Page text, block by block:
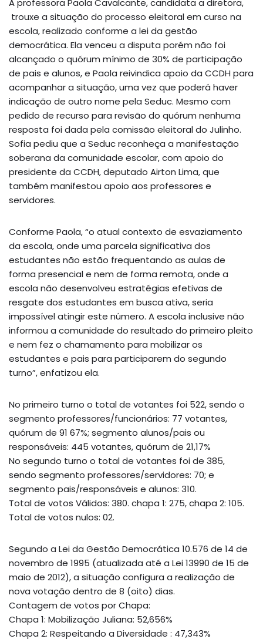
trouxe a situação do processo eleitoral em curso na
escola, realizado conforme a lei da gestão
democrática. Ela venceu a disputa porém não foi
alcançado o quórum mínimo de 30% de participação
de pais e alunos, e Paola reivindica apoio da CCDH para
acompanhar a situação, uma vez que poderá haver
indicação de outro nome pela Seduc. Mesmo com
pedido de recurso para revisão do quórum nenhuma
resposta foi dada pela comissão eleitoral do Julinho.
Sofia pediu que a Seduc reconheça a manifestação
soberana da comunidade escolar, com apoio do
presidente da CCDH, deputado Airton Lima, que
também manifestou apoio aos professores e
servidores.
Conforme Paola, “o atual contexto de esvaziamento
da escola, onde uma parcela significativa dos
estudantes não estão frequentando as aulas de
forma presencial e nem de forma remota, onde a
escola não desenvolveu estratégias efetivas de
resgate dos estudantes em busca ativa, seria
impossível atingir este número. A escola inclusive não
informou a comunidade do resultado do primeiro pleito
e nem fez o chamamento para mobilizar os
estudantes e pais para participarem do segundo
turno”, enfatizou ela.
No primeiro turno o total de votantes foi 522, sendo o
segmento professores/funcionários: 77 votantes,
quórum de 91 67%; segmento alunos/pais ou
responsáveis: 445 votantes, quórum de 21,17%
No segundo turno o total de votantes foi de 385,
sendo segmento professores/servidores: 70; e
segmento pais/responsáveis e alunos: 310.
Total de votos Válidos: 380. chapa 1: 275, chapa 2: 105.
Total de votos nulos: 02.
Segundo a Lei da Gestão Democrática 10.576 de 14 de
novembro de 1995 (atualizada até a Lei 13990 de 15 de
maio de 2012), a situação configura a realização de
nova votação dentro de 8 (oito) dias.
Contagem de votos por Chapa:
Chapa 1: Mobilização Juliana: 52,656%
Chapa 2: Respeitando a Diversidade : 47,343%